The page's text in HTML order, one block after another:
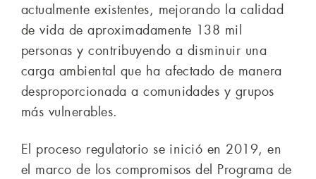
actualmente existentes, mejorando la calidad
de vida de aproximadamente 138 mil
personas y contribuyendo a disminuir una
carga ambiental que ha afectado de manera
desproporcionada a comunidades y grupos
más vulnerables.
El proceso regulatorio se inició en 2019, en
el marco de los compromisos del Programa de